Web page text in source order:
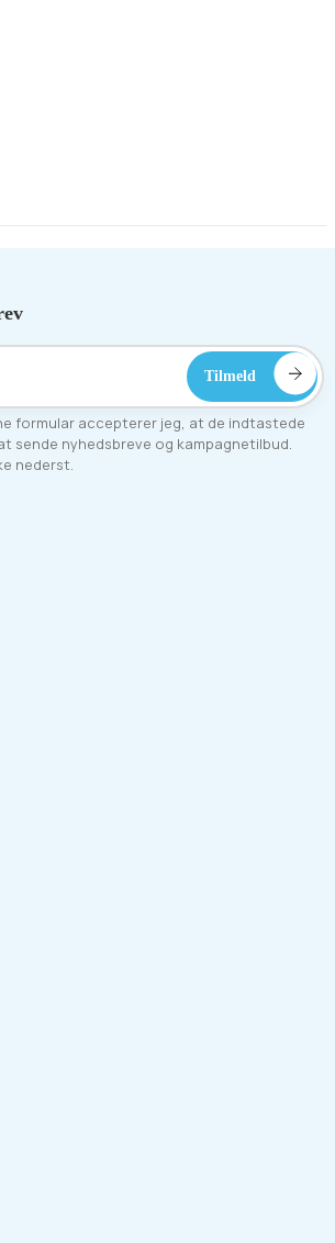
formular accepterer jeg, at de indtastede
sende nyhedsbreve og kampagnetilbud.
nederst.